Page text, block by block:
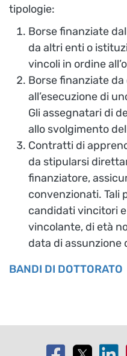
tipologie:
Borse finanziate
da altri enti o
vincoli in ordine
Borse finanziate
all’esecuzione di
Gli assegnatari di
allo svolgimento
Contratti di
da stipularsi
finanziatore,
convenzionati. Tali
candidati vincitori
vincolante, di età
data di assunzione
BANDI DI DOTTORATO